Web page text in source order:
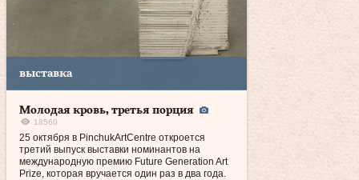
выставка
Молодая кровь, третья порция
18560
25 октября в PinchukArtCentre откроется
третий выпуск выставки номинантов на
международную премию Future Generation Art
Prize, которая вручается один раз в два года.